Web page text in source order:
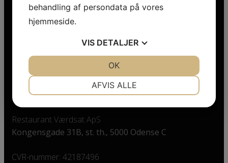
Mandag – søndag: ​11.30 – 23.00
Find os
Restaurant Værdsat ApS
Kongensgade 31B, st. th., 5000 Odense C
CVR-nummer: 42187496
behandling af persondata på vores
hjemmeside.
VIS DETALJER
MARKETING
AFVIS ALLE
OK